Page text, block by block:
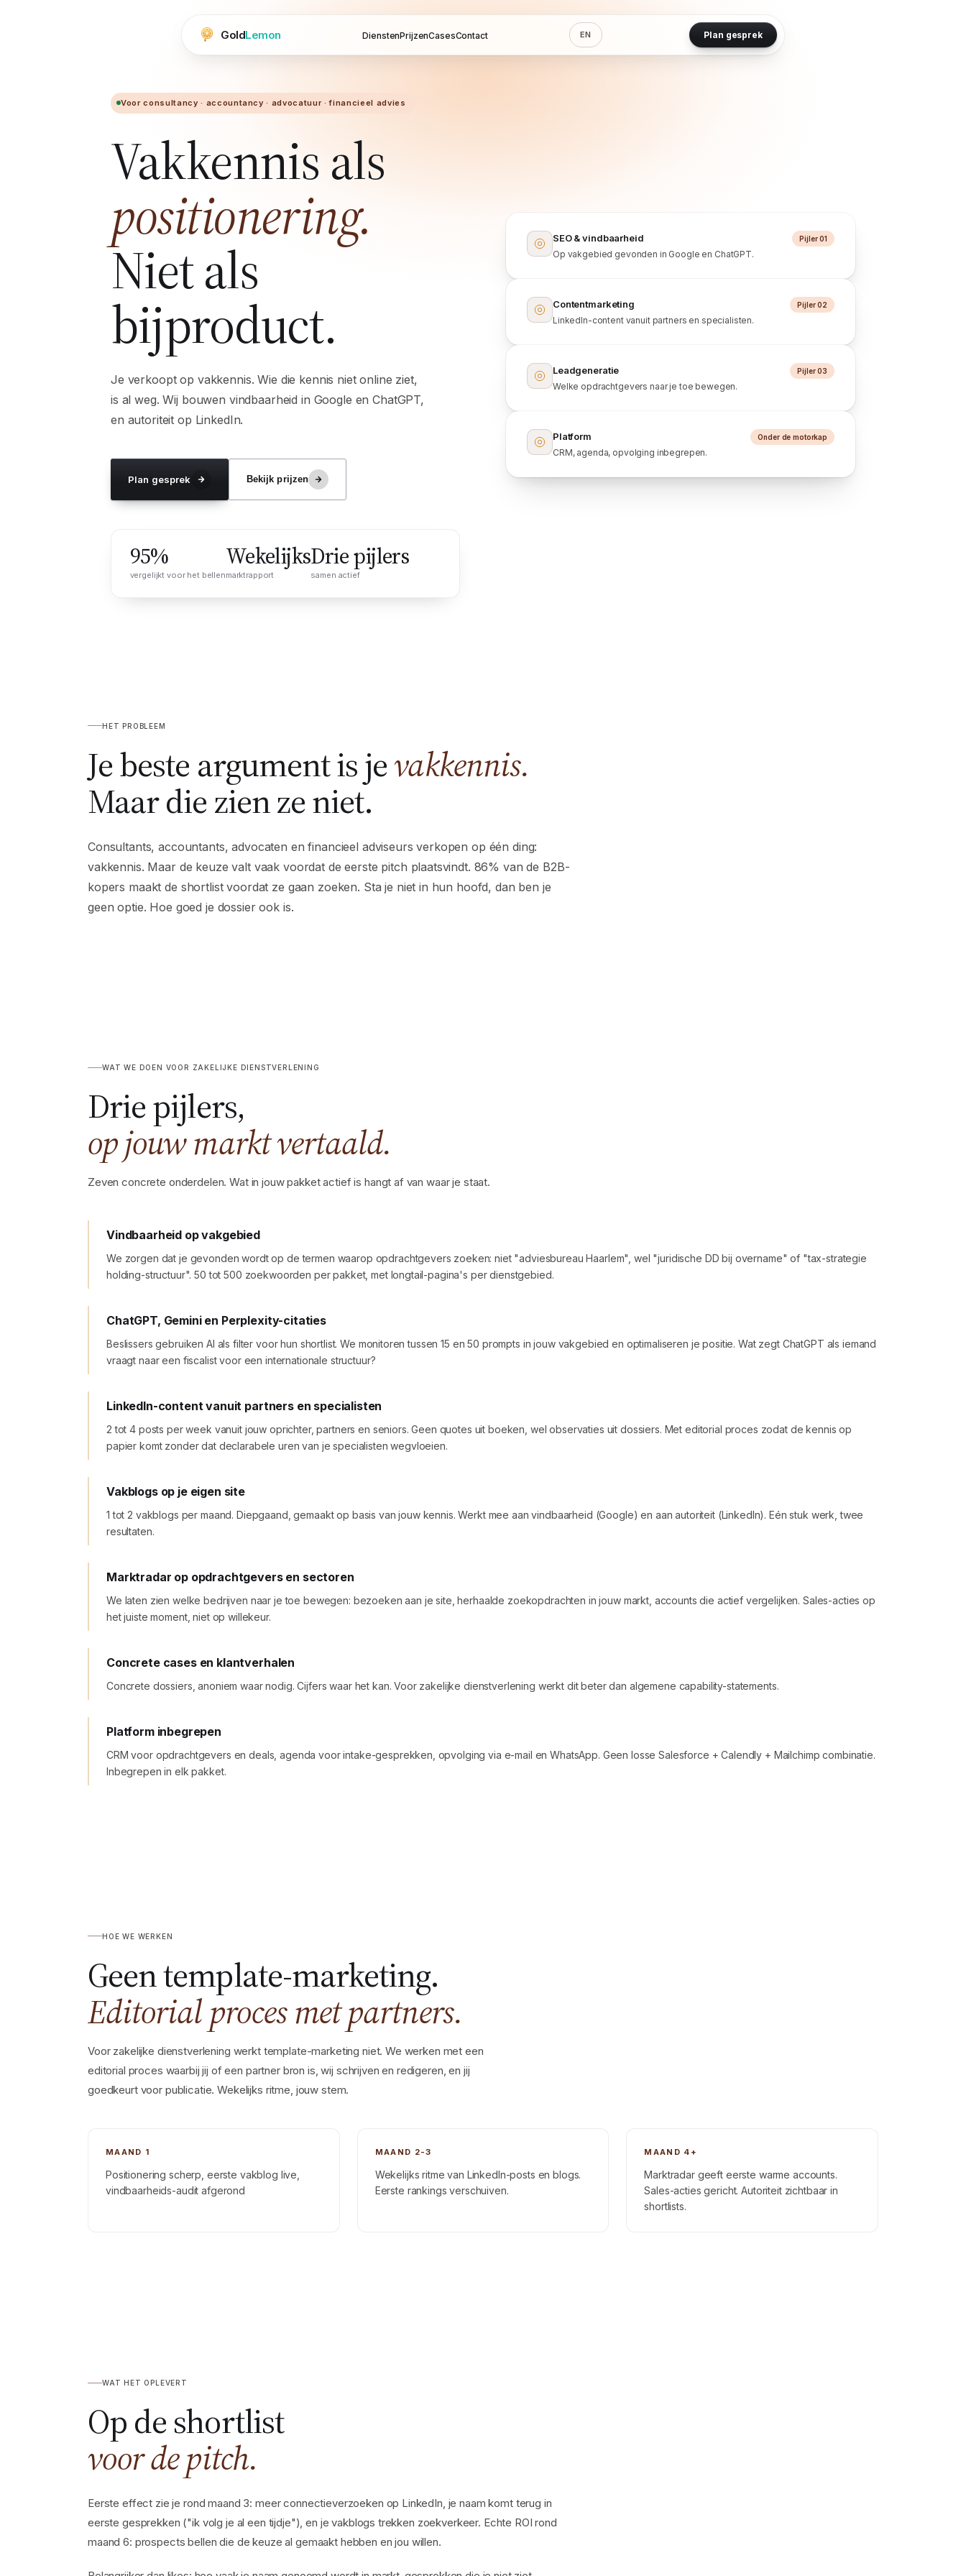
GoldLemon DienstenPrijzenCasesContact EN Plan gesprek
Voor consultancy · accountancy · advocatuur · financieel advies
Vakkennis als
positionering.
Niet als
bijproduct.
Je verkoopt op vakkennis. Wie die kennis niet online ziet,
is al weg. Wij bouwen vindbaarheid in Google en ChatGPT,
en autoriteit op LinkedIn.
Plan gesprek Bekijk prijzen
95%
vergelijkt voor het bellen
Wekelijks
marktrapport
Drie pijlers
samen actief
SEO & vindbaarheid
Op vakgebied gevonden in Google en ChatGPT.
Pijler 01
Contentmarketing
LinkedIn-content vanuit partners en specialisten.
Pijler 02
Leadgeneratie
Welke opdrachtgevers naar je toe bewegen.
Pijler 03
Platform
CRM, agenda, opvolging inbegrepen.
Onder de motorkap
HET PROBLEEM
Je beste argument is jevakkennis.
Maar die zien ze niet.
Consultants, accountants, advocaten en financieel adviseurs verkopen op één ding:
vakkennis. Maar de keuze valt vaak voordat de eerste pitch plaatsvindt. 86% van de B2B-
kopers maakt de shortlist voordat ze gaan zoeken. Sta je niet in hun hoofd, dan ben je
geen optie. Hoe goed je dossier ook is.
WAT WE DOEN VOOR ZAKELIJKE DIENSTVERLENING
Drie pijlers,
op jouw markt vertaald.
Zeven concrete onderdelen. Wat in jouw pakket actief is hangt af van waar je staat.
Vindbaarheid op vakgebied
We zorgen dat je gevonden wordt op de termen waarop opdrachtgevers zoeken: niet "adviesbureau Haarlem", wel "juridische DD bij overname" of "tax-strategie
holding-structuur". 50 tot 500 zoekwoorden per pakket, met longtail-pagina's per dienstgebied.
ChatGPT, Gemini en Perplexity-citaties
Beslissers gebruiken AI als filter voor hun shortlist. We monitoren tussen 15 en 50 prompts in jouw vakgebied en optimaliseren je positie. Wat zegt ChatGPT als iemand
vraagt naar een fiscalist voor een internationale structuur?
LinkedIn-content vanuit partners en specialisten
2 tot 4 posts per week vanuit jouw oprichter, partners en seniors. Geen quotes uit boeken, wel observaties uit dossiers. Met editorial proces zodat de kennis op
papier komt zonder dat declarabele uren van je specialisten wegvloeien.
Vakblogs op je eigen site
1 tot 2 vakblogs per maand. Diepgaand, gemaakt op basis van jouw kennis. Werkt mee aan vindbaarheid (Google) en aan autoriteit (LinkedIn). Eén stuk werk, twee
resultaten.
Marktradar op opdrachtgevers en sectoren
We laten zien welke bedrijven naar je toe bewegen: bezoeken aan je site, herhaalde zoekopdrachten in jouw markt, accounts die actief vergelijken. Sales-acties op
het juiste moment, niet op willekeur.
Concrete cases en klantverhalen
Concrete dossiers, anoniem waar nodig. Cijfers waar het kan. Voor zakelijke dienstverlening werkt dit beter dan algemene capability-statements.
Platform inbegrepen
CRM voor opdrachtgevers en deals, agenda voor intake-gesprekken, opvolging via e-mail en WhatsApp. Geen losse Salesforce + Calendly + Mailchimp combinatie.
Inbegrepen in elk pakket.
HOE WE WERKEN
Geen template-marketing.
Editorial proces met partners.
Voor zakelijke dienstverlening werkt template-marketing niet. We werken met een
editorial proces waarbij jij of een partner bron is, wij schrijven en redigeren, en jij
goedkeurt voor publicatie. Wekelijks ritme, jouw stem.
MAAND 1
Positionering scherp, eerste vakblog live,
vindbaarheids-audit afgerond
MAAND 2-3
Wekelijks ritme van LinkedIn-posts en blogs.
Eerste rankings verschuiven.
MAAND 4+
Marktradar geeft eerste warme accounts.
Sales-acties gericht. Autoriteit zichtbaar in
shortlists.
WAT HET OPLEVERT
Op de shortlist
voor de pitch.
Eerste effect zie je rond maand 3: meer connectieverzoeken op LinkedIn, je naam komt terug in
eerste gesprekken ("ik volg je al een tijdje"), en je vakblogs trekken zoekverkeer. Echte ROI rond
maand 6: prospects bellen die de keuze al gemaakt hebben en jou willen.